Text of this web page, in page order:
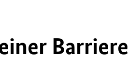
Barriere